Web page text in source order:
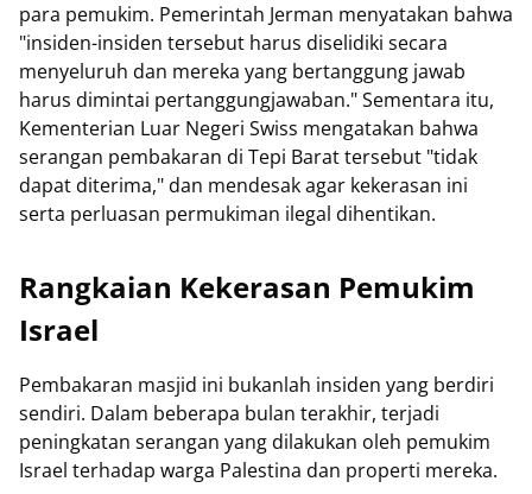
para pemukim. Pemerintah Jerman menyatakan bahwa
"insiden-insiden tersebut harus diselidiki secara
menyeluruh dan mereka yang bertanggung jawab
harus dimintai pertanggungjawaban." Sementara itu,
Kementerian Luar Negeri Swiss mengatakan bahwa
serangan pembakaran di Tepi Barat tersebut "tidak
dapat diterima," dan mendesak agar kekerasan ini
serta perluasan permukiman ilegal dihentikan.
Rangkaian Kekerasan Pemukim
Israel
Pembakaran masjid ini bukanlah insiden yang berdiri
sendiri. Dalam beberapa bulan terakhir, terjadi
peningkatan serangan yang dilakukan oleh pemukim
Israel terhadap warga Palestina dan properti mereka.